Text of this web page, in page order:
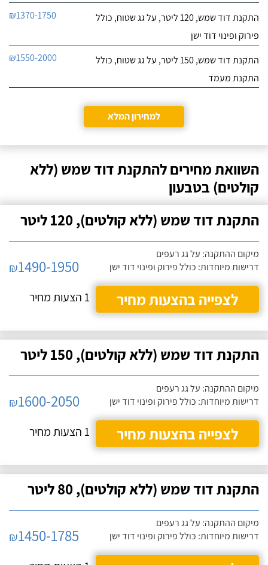
התקנת דוד שמש, 120 ליטר, על גג שטוח, כולל
פירוק ופינוי דוד ישן
₪1370-1750
התקנת דוד שמש, 150 ליטר, על גג שטוח, כולל
התקנת מעמד
₪1550-2000
למחירון המלא
השוואת מחירים להתקנת דוד שמש (ללא
קולטים) בטבעון
התקנת דוד שמש (ללא קולטים), 120 ליטר
מיקום ההתקנה: על גג רעפים
דרישות מיוחדות: כולל פירוק ופינוי דוד ישן
₪1490-1950
לצפייה בהצעות מחיר
1 הצעות מחיר
התקנת דוד שמש (ללא קולטים), 150 ליטר
מיקום ההתקנה: על גג רעפים
דרישות מיוחדות: כולל פירוק ופינוי דוד ישן
₪1600-2050
לצפייה בהצעות מחיר
1 הצעות מחיר
התקנת דוד שמש (ללא קולטים), 80 ליטר
מיקום ההתקנה: על גג רעפים
דרישות מיוחדות: כולל פירוק ופינוי דוד ישן
₪1450-1785